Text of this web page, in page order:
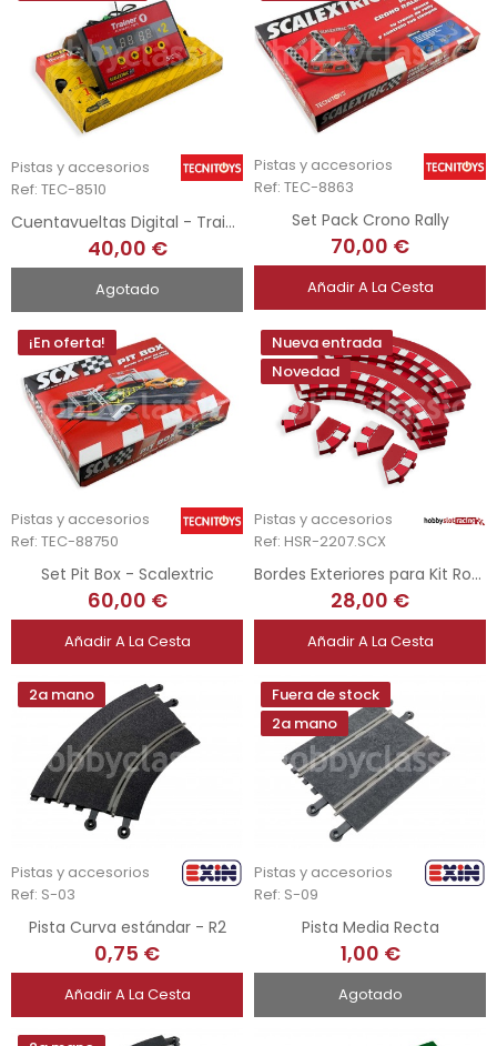
Pistas y accesorios
Ref: TEC-8510
Cuentavueltas Digital - Trainer Computer 1
40,00 €
Agotado
Pistas y accesorios
Ref: TEC-8863
Set Pack Crono Rally
70,00 €
Añadir A La Cesta
¡En oferta!
Pistas y accesorios
Ref: TEC-88750
Set Pit Box - Scalextric
60,00 €
Añadir A La Cesta
Nueva entrada
Novedad
Pistas y accesorios
Ref: HSR-2207.SCX
Bordes Exteriores para Kit Rotondas 3DP HSR - SCX
28,00 €
Añadir A La Cesta
2a mano
Pistas y accesorios
Ref: S-03
Pista Curva estándar - R2
0,75 €
Añadir A La Cesta
Fuera de stock
2a mano
Pistas y accesorios
Ref: S-09
Pista Media Recta
1,00 €
Agotado